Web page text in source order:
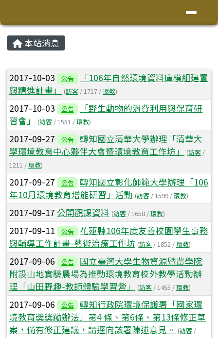
主內容區域
本站消息
文章列表
2017-10-03 公告
「106年自然環境資料庫模組建置
與精進計畫」
(訪客 / 1717 /環教)
2017-10-03 公告
「野生動物的消費利用與保育研
習會」
(訪客 / 1551 /環教)
2017-09-27 公告
轉知國立清華大學辦理「清華大
學環境教育中心夥伴大會暨環境教育工作坊」
(訪客 /
1211 /環教)
2017-09-27 公告
轉知國立彰化師範大學辦理「106
年10月環境教育增能研習」活動 (訪客 / 1599 /環教)
2017-09-17 公開觀課資料 (訪客 / 1658 /環教)
2017-09-11 公告
花蓮縣106年度友善校園學生事務
與輔導工作計畫-藝術治療工作坊 (訪客 / 1852 /環教)
2017-09-06 公告
國立臺灣大學生物資源暨農學院
附設山地實驗農場為推動環境教育校外教學活動辦
理「山田野趣-教師體驗學習營」
(訪客 / 1455 /環教)
2017-09-06 公告
轉知行政院環境保護署「國家環
境教育獎獎勵辦法」第4 條、第6條、第13條修正草
案，倘有修正建議，請逕向該署陳述意見。 (訪客 /
頁尾區域